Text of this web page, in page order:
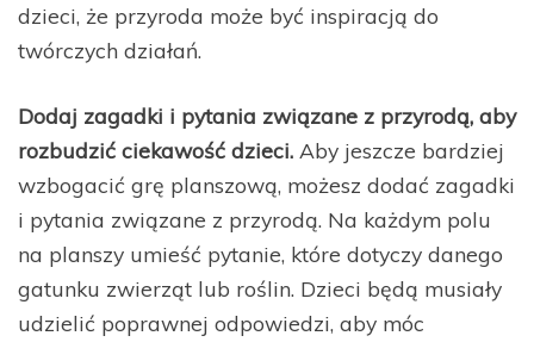
dzieci, że przyroda może być inspiracją do
twórczych działań.
Dodaj zagadki i pytania związane z przyrodą, aby
rozbudzić ciekawość dzieci. Aby jeszcze bardziej
wzbogacić grę planszową, możesz dodać zagadki
i pytania związane z przyrodą. Na każdym polu
na planszy umieść pytanie, które dotyczy danego
gatunku zwierząt lub roślin. Dzieci będą musiały
udzielić poprawnej odpowiedzi, aby móc